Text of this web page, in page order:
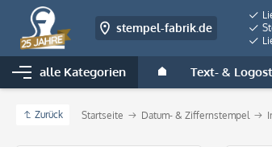
stempel-fabrik.de
alle Kategorien Text- &
Zurück Startseite Datum- & Ziffernstempel